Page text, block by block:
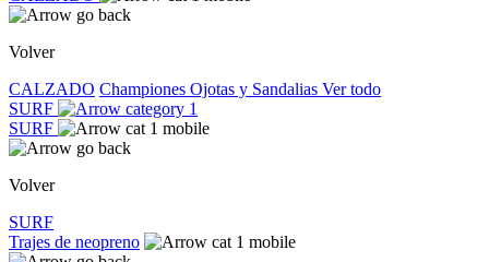
Volver
CALZADO Championes Ojotas y Sandalias Ver todo
SURF
SURF
Volver
SURF
Trajes de neopreno